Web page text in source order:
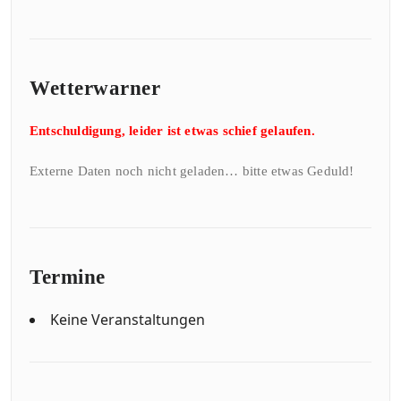
Wetterwarner
Entschuldigung, leider ist etwas schief gelaufen.
Externe Daten noch nicht geladen… bitte etwas Geduld!
Termine
Keine Veranstaltungen